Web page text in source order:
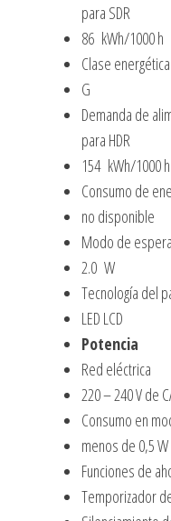
para SDR
86 kWh/1000 h
Clase
G
Demanda de
para HDR
154 kWh/1000 h
Consumo de
no disponible
Modo de
2.0 W
Tecnología del
LED LCD
Potencia
Red eléctrica
220 – 240 V de
Consumo en
menos de 0,5 W
Funciones de
Temporizador